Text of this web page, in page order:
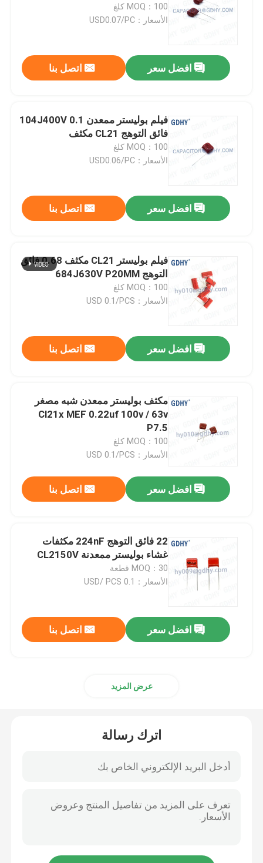
منتجات
جولة في المعمل
مكثف عالي التردد
MOQ：100 كلغ
الأسعار：USD0.07/PC
افضل سعر اتصل بنا
فيلم بوليستر ممعدن 104J400V 0.1
فائق التوهج CL21 مكثف
MOQ：100 كلغ
الأسعار：USD0.06/PC
افضل سعر اتصل بنا
فيلم بوليستر CL21 مكثف 0.68 فائق
التوهج 684J630V P20MM
MOQ：100 كلغ
الأسعار：USD 0.1/PCS
افضل سعر اتصل بنا
مكثف بوليستر ممعدن شبه مصغر
Cl21x MEF 0.22uf 100v / 63v
P7.5
MOQ：100 كلغ
الأسعار：USD 0.1/PCS
افضل سعر اتصل بنا
22 فائق التوهج 224nF مكثفات
غشاء بوليستر ممعدنة CL2150V
MOQ：30 قطعة
الأسعار：0.1 USD/ PCS
افضل سعر اتصل بنا
عرض المزيد
اترك رسالة